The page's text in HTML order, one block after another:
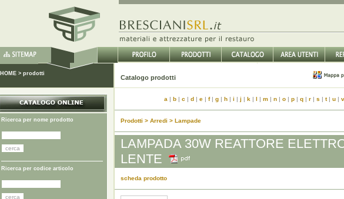
HOME > prodotti
Catalogo prodotti
Ricerca per nome prodotto
Ricerca per codice articolo
a | b | c | d | e | f| g | h | i | j | k | l | m | n | o | p | q | r | s | t| u | v
Prodotti > Arredi > Lampade
LAMPADA 30W REATTORE
LENTE
scheda prodotto